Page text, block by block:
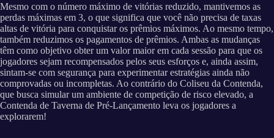
Mesmo com o número máximo de vitórias reduzido, mantivemos as
perdas máximas em 3, o que significa que você não precisa de taxas
altas de vitória para conquistar os prêmios máximos. Ao mesmo tempo,
também reduzimos os pagamentos de prêmios. Ambas as mudanças
têm como objetivo obter um valor maior em cada sessão para que os
jogadores sejam recompensados pelos seus esforços e, ainda assim,
sintam-se com segurança para experimentar estratégias ainda não
comprovadas ou incompletas. Ao contrário do Coliseu da Contenda,
que busca simular um ambiente de competição de risco elevado, a
Contenda de Taverna de Pré-Lançamento leva os jogadores a
explorarem!